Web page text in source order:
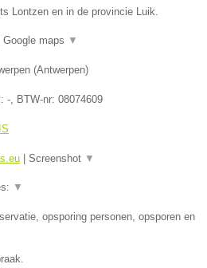
Lontzen en in de provincie Luik.
Google maps ▼
(Antwerpen)
- , BTW-nr: 08074609
Screenshot ▼
▼
opsporing personen, opsporen en